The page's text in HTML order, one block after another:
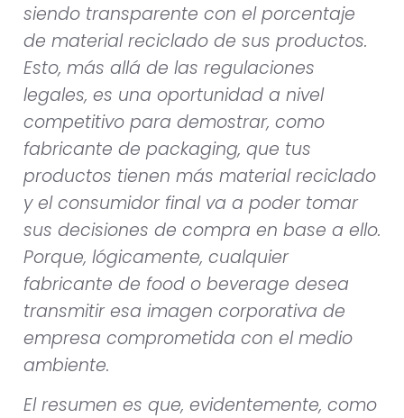
siendo transparente con el porcentaje
de material reciclado de sus productos.
Esto, más allá de las regulaciones
legales, es una oportunidad a nivel
competitivo para demostrar, como
fabricante de packaging, que tus
productos tienen más material reciclado
y el consumidor final va a poder tomar
sus decisiones de compra en base a ello.
Porque, lógicamente, cualquier
fabricante de food o beverage desea
transmitir esa imagen corporativa de
empresa comprometida con el medio
ambiente.
El resumen es que, evidentemente, como